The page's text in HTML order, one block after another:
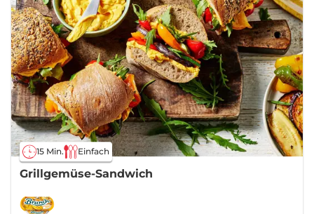
15 Min. Einfach
Grillgemüse-Sandwich